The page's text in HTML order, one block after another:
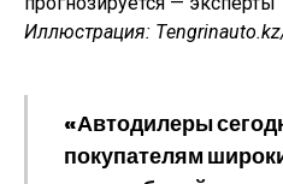
Иллюстрация:
«Автодилеры
покупателям